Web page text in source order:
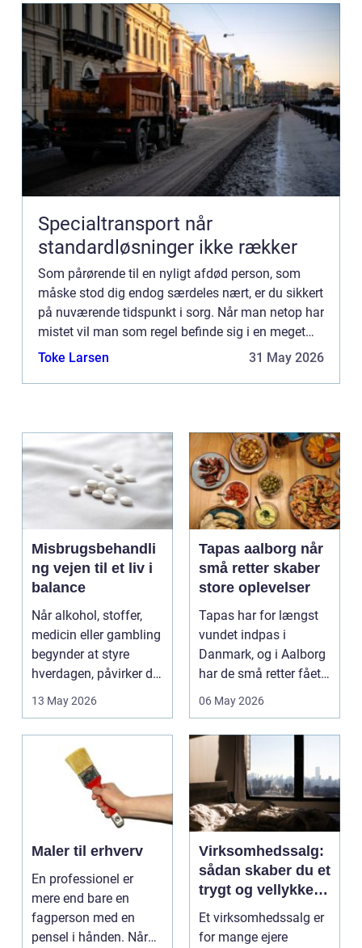
Specialtransport når
standardløsninger ikke rækker
Som pårørende til en nyligt afdød person, som
måske stod dig endog særdeles nært, er du sikkert
på nuværende tidspunkt i sorg. Når man netop har
mistet vil man som regel befinde sig i en meget
smertefuld tilstand af sorg over sit tab og savnet
Toke Larsen 31 May 2026
Misbrugsbehandli
ng vejen til et liv i
balance
Når alkohol, stoffer,
medicin eller gambling
begynder at styre
hverdagen, påvirker det
ikke kun pers...
13 May 2026
Tapas aalborg når
små retter skaber
store oplevelser
Tapas har for længst
vundet indpas i
Danmark, og i Aalborg
har de små retter fået
deres helt eget li...
06 May 2026
Maler til erhverv
En professionel er
mere end bare en
fagperson med en
pensel i hånden. Når
Virksomhedssalg:
sådan skaber du et
trygt og vellykket
salg
Et virksomhedssalg er
for mange ejere